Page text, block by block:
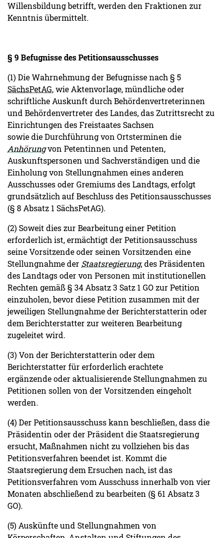
Willensbildung betrifft, werden den Fraktionen zur
Kenntnis übermittelt.
§ 9 Befugnisse des Petitionsausschusses
(1) Die Wahrnehmung der Befugnisse nach § 5
SächsPetAG, wie Aktenvorlage, mündliche oder
schriftliche Auskunft durch Behördenvertreterinnen
und Behördenvertreter des Landes, das Zutrittsrecht zu
Einrichtungen des Freistaates Sachsen
sowie die Durchführung von Ortsterminen die
Anhörungvon Petentinnen und Petenten,
Auskunftspersonen und Sachverständigen und die
Einholung von Stellungnahmen eines anderen
Ausschusses oder Gremiums des Landtags, erfolgt
grundsätzlich auf Beschluss des Petitionsausschusses
(§ 8 Absatz 1 SächsPetAG).
(2) Soweit dies zur Bearbeitung einer Petition
erforderlich ist, ermächtigt der Petitionsausschuss
seine Vorsitzende oder seinen Vorsitzenden eine
Stellungnahme der Staatsregierung, des Präsidenten
des Landtags oder von Personen mit institutionellen
Rechten gemäß § 34 Absatz 3 Satz 1 GO zur Petition
einzuholen, bevor diese Petition zusammen mit der
jeweiligen Stellungnahme der Berichterstatterin oder
dem Berichterstatter zur weiteren Bearbeitung
zugeleitet wird.
(3) Von der Berichterstatterin oder dem
Berichterstatter für erforderlich erachtete
ergänzende oder aktualisierende Stellungnahmen zu
Petitionen sollen von der Vorsitzenden eingeholt
werden.
(4) Der Petitionsausschuss kann beschließen, dass die
Präsidentin oder der Präsident die Staatsregierung
ersucht, Maßnahmen nicht zu vollziehen bis das
Petitionsverfahren beendet ist. Kommt die
Staatsregierung dem Ersuchen nach, ist das
Petitionsverfahren vom Ausschuss innerhalb von vier
Monaten abschließend zu bearbeiten (§ 61 Absatz 3
GO).
(5) Auskünfte und Stellungnahmen von